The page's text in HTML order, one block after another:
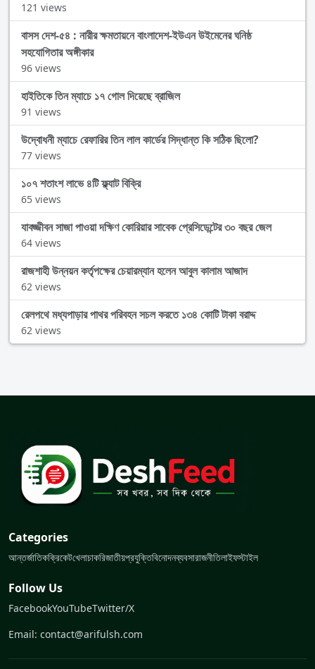
121 views
বাসস দেশ-৫৪ : নারীর ক্ষমতায়নে বাংলাদেশ-ইউএন উইমেনের ঘনিষ্ঠ
সহযোগিতার অঙ্গীকার
96 views
হাইতিকে তিন ম্যাচে ১৭ গোল দিয়েছে ব্রাজিল
91 views
উদ্বোধনী ম্যাচে রেফারির তিন লাল কার্ডের সিদ্ধান্ত কি সঠিক ছিলো?
77 views
১০৭ শতাংশ লাভে ৪টি ফ্ল্যাট বিক্রি
65 views
যাবজ্জীবন সাজা পাওয়া দক্ষিণ কোরিয়ার সাবেক প্রেসিডেন্টের ৩০ বছর জেল
64 views
রাজশাহী উন্নয়ন কর্তৃপক্ষের চেয়ারম্যান হলেন আবুল কালাম আজাদ
62 views
রেলপথে মধ্যপাড়ার পাথর পরিবহন সচল করতে ১৩৪ কোটি টাকা বরাদ্দ
62 views
Categories
আন্তর্জাতিকক্রিকেটখেলাচাকরিজাতীয়প্রযুক্তিবিনোদনব্যবসারাজনীতিলাইফস্টাইল
Follow Us
FacebookYouTubeTwitter/X
Email: contact@arifulsh.com